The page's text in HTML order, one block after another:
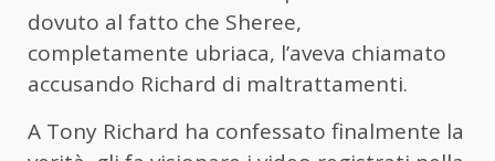
dovuto al fatto che Sheree,
completamente ubriaca, l’aveva chiamato
accusando Richard di maltrattamenti.
A Tony Richard ha confessato finalmente la